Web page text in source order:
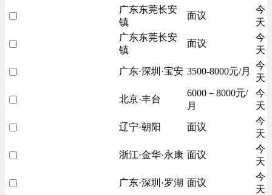
广东东莞长安
镇
面议
今
天
广东东莞长安
镇
面议
今
天
广东·深圳·宝安 3500-8000元/月
今
天
北京·丰台
6000－8000元/
月
今
天
辽宁·朝阳 面议
今
天
浙江·金华·永康 面议
今
天
广东·深圳·罗湖 面议
今
天